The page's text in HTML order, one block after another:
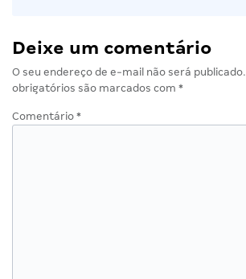
Deixe um comentário
O seu endereço de e-mail não será publicado.
obrigatórios são marcados com *
Comentário *